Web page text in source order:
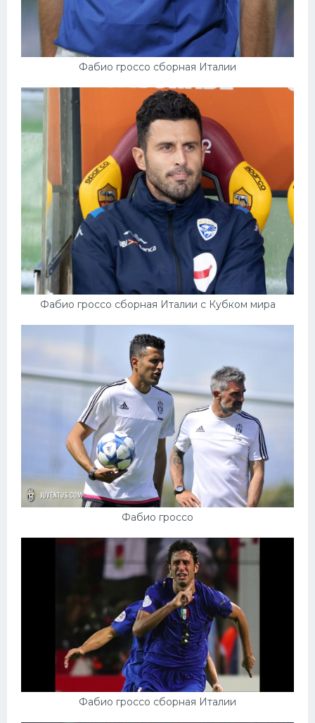
Фабио гроссо сборная Италии
Фабио гроссо сборная Италии с Кубком мира
Фабио гроссо
Фабио гроссо сборная Италии